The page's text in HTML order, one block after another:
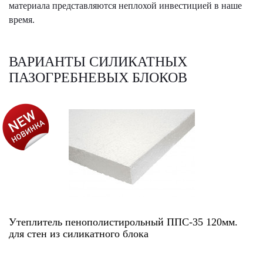
материала представляются неплохой инвестицией в наше
время.
ВАРИАНТЫ СИЛИКАТНЫХ
ПАЗОГРЕБНЕВЫХ БЛОКОВ
АКЦИЯ!
Утеплитель пенополистирольный ППС-35 120мм.
для стен из силикатного блока